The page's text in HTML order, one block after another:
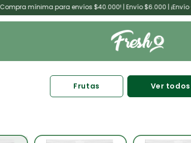
mínima para envíos $40.000! | Envío $6.000 | ¡Envío
Frutas Ver todos